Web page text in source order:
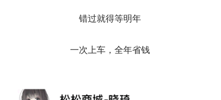
错过就得等明年
一次上车，全年省钱